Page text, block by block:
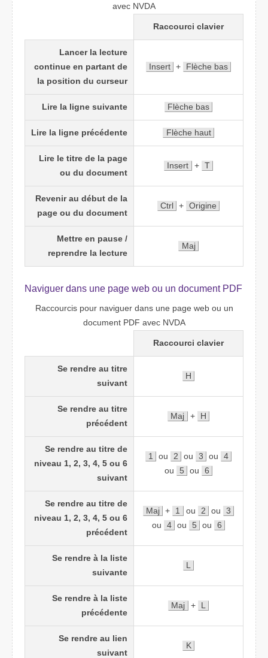
avec NVDA
Raccourci clavier
Lancer la lecture
continue en partant de
la position du curseur
Insert + Flèche bas
Lire la ligne suivante Flèche bas
Lire la ligne précédente Flèche haut
Lire le titre de la page
ou du document
Insert + T
Revenir au début de la
page ou du document
Ctrl + Origine
Mettre en pause /
reprendre la lecture
Maj
Naviguer dans une page web ou un document PDF
Raccourcis pour naviguer dans une page web ou un
document PDF avec NVDA
Raccourci clavier
Se rendre au titre
suivant
H
Se rendre au titre
précédent
Maj + H
Se rendre au titre de
niveau 1, 2, 3, 4, 5 ou 6
suivant
1 ou 2 ou 3 ou
4
ou
5 ou 6
Se rendre au titre de
niveau 1, 2, 3, 4, 5 ou 6
précédent
Maj + 1 ou 2 ou
3
ou
4 ou 5 ou 6
Se rendre à la liste
suivante
Se rendre à la liste
précédente
Maj +
Se rendre au lien
suivant
K